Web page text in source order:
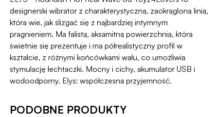
pieniądze 🧡
programu Wygodne Zwroty® .
designerski wibrator z charakterystyczną, zaokrągloną linią,
która wie, jak ślizgać się z najbardziej intymnym
pragnieniem. Ma falistą, aksamitną powierzchnią, która
świetnie się prezentuje i ma półrealistyczny profil w
kształcie, z różnymi końcówkami wału, co umożliwia
stymulację łechtaczki. Mocny i cichy, akumulator USB i
wodoodporny. Elys: współczesna przyjemność.
PODOBNE PRODUKTY